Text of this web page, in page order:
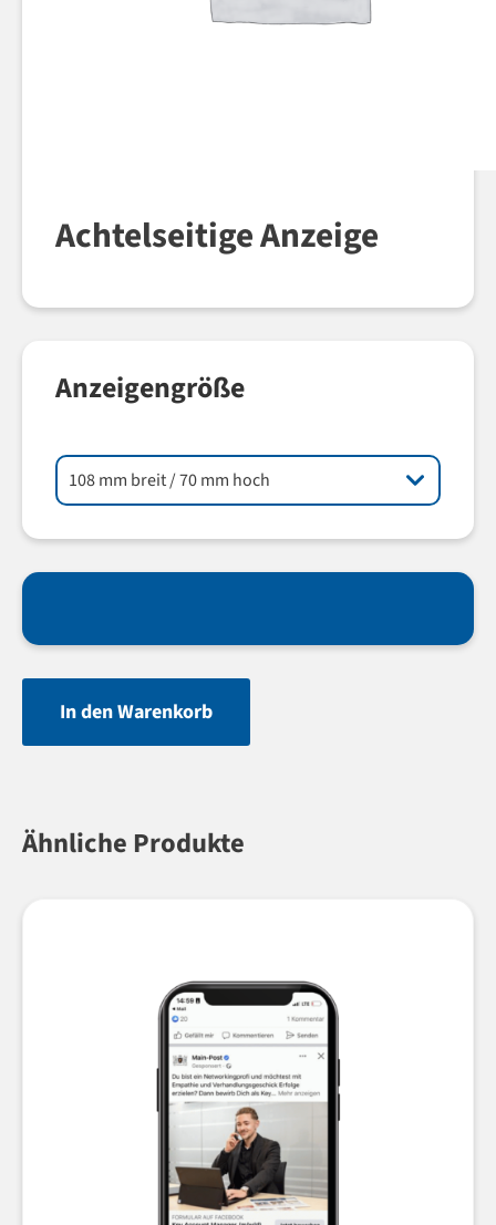
Achtelseitige Anzeige
Anzeigengröße
In den Warenkorb
Ähnliche Produkte